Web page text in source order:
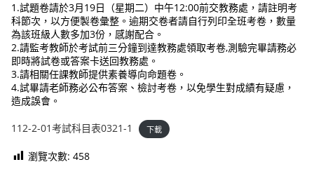
1.試題卷請於3月19日（星期二）中午12:00前交教務處，請註明考
科節次，以方便製卷彙整。逾期交卷者請自行列印全班考卷，數量
為該班級人數多加3份，感謝配合。
2.請監考教師於考試前三分鐘到達教務處領取考卷,測驗完畢請務必
即時將試卷或答案卡送回教務處。
3.請相關任課教師提供素養導向命題卷。
4.試畢請老師務必公布答案、檢討考卷，以免學生對成績有疑慮，
造成誤會。
112-2-01考試科目表0321-1 下載
瀏覽次數: 458